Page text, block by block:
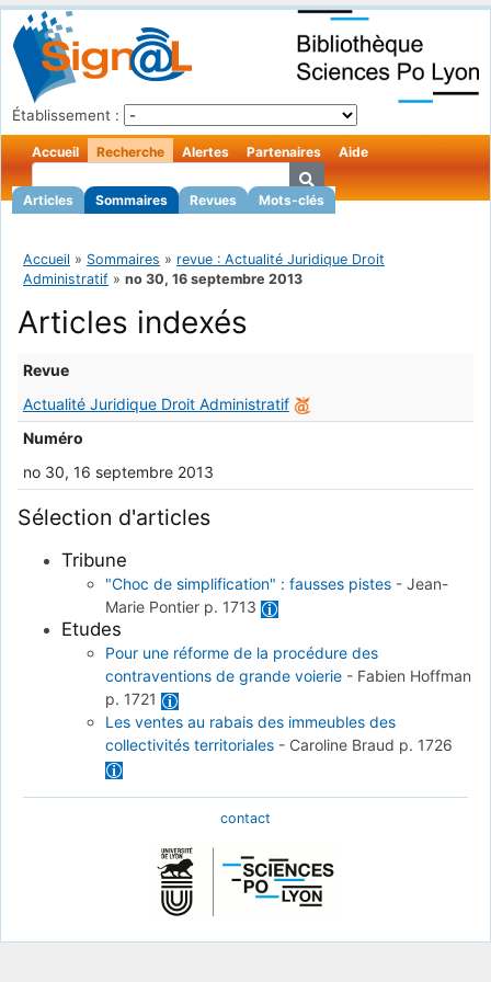
Établissement :
Accueil Recherche
Articles Sommaires Revues Mots-clés
Alertes Partenaires Aide
Accueil » Sommaires » revue : Actualité Juridique Droit
Administratif » no 30, 16 septembre 2013
Articles indexés
Revue
Actualité Juridique Droit Administratif
Numéro
no 30, 16 septembre 2013
Sélection d'articles
Tribune
"Choc de simplification" : fausses pistes - Jean-
Marie Pontier p. 1713
Etudes
Pour une réforme de la procédure des
contraventions de grande voierie - Fabien Hoffman
p. 1721
Les ventes au rabais des immeubles des
collectivités territoriales - Caroline Braud p. 1726
contact